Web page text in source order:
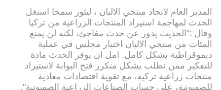
المدير العام لاتحاد منتجي الالبان ، ليئور سمحا استغل
الحدث لمهاجمة استيراد المنتجات الزراعية من تركيا
وقال :"الحديث يدور عن حدث مفاجئ، لكنه لن يمنع
المئات من منتجي الالبان اختيار مجلس في عملية
ديموقراطية بشكل كامل. امل ان يوفر الحدث مادة
للتفكير ممن نطلب بشكل متكرر فتح البوابة لاستيراد
منتجات زراعية تركية، مع تقوية اقتصادات معادية
للصهيونية، على حساب الصناعات الزراعية الصهيونية".